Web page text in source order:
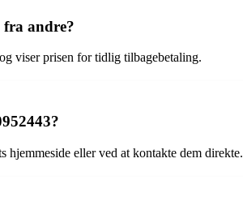
andre?
viser prisen for tidlig tilbagebetaling.
eller ved at kontakte dem direkte.